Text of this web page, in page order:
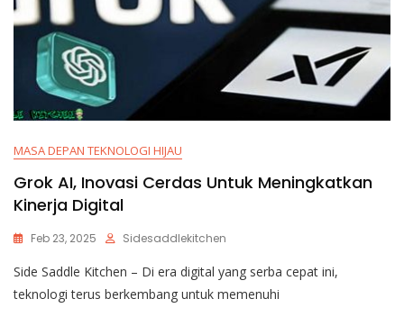
MASA DEPAN TEKNOLOGI HIJAU
Grok AI, Inovasi Cerdas Untuk Meningkatkan
Kinerja Digital
Feb 23, 2025 Sidesaddlekitchen
Side Saddle Kitchen – Di era digital yang serba cepat ini,
teknologi terus berkembang untuk memenuhi